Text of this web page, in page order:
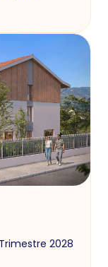
2028